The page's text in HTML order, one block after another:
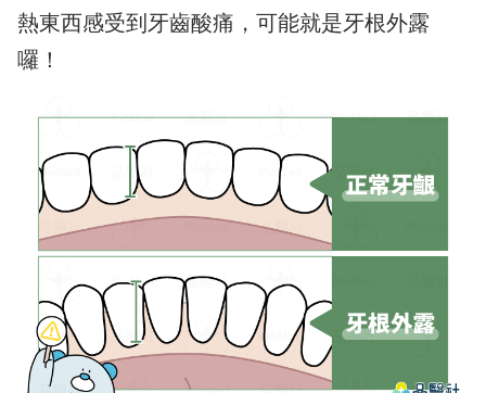
熱東西感受到牙齒酸痛，可能就是牙根外露
囉！